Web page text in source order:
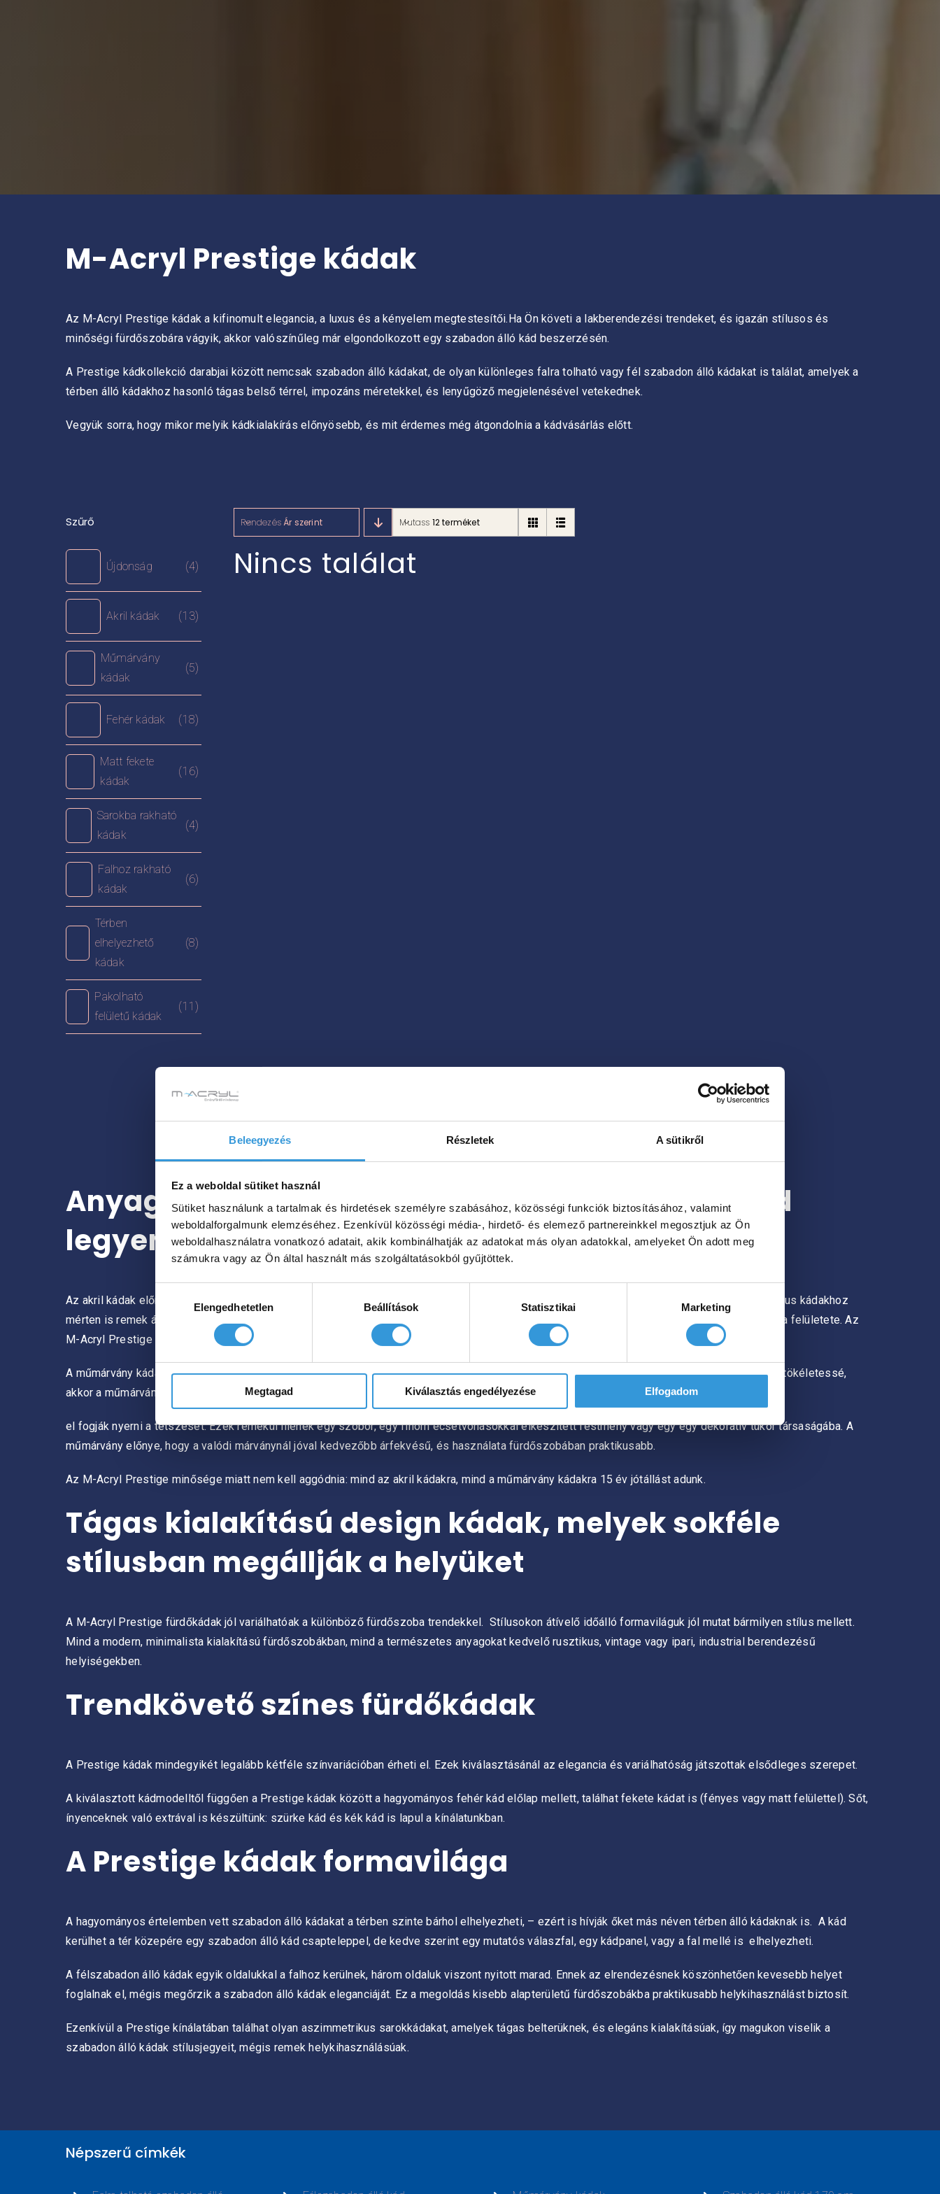
Beleegyezés Részletek A sütikről
Ez a weboldal sütiket használ
Sütiket használunk a tartalmak és hirdetések személyre szabásához, közösségi funkciók biztosításához, valamint
weboldalforgalmunk elemzéséhez. Ezenkívül közösségi média-, hirdető- és elemező partnereinkkel megosztjuk az Ön
weboldalhasználatra vonatkozó adatait, akik kombinálhatják az adatokat más olyan adatokkal, amelyeket Ön adott meg
számukra vagy az Ön által használt más szolgáltatásokból gyűjtöttek.
kiválasztásaElengedhetetlen Beállítások Statisztikai Marketing
Megtagad Kiválasztás engedélyezése Elfogadom
M-Acryl Prestige kádak
Az M-Acryl Prestige kádak a kifinomult elegancia, a luxus és a kényelem megtestesítői.Ha Ön követi a lakberendezési trendeket, és igazán stílusos és
minőségi fürdőszobára vágyik, akkor valószínűleg már elgondolkozott egy szabadon álló kád beszerzésén.
A Prestige kádkollekció darabjai között nemcsak szabadon álló kádakat, de olyan különleges falra tolható vagy fél szabadon álló kádakat is találat, amelyek a
térben álló kádakhoz hasonló tágas belső térrel, impozáns méretekkel, és lenyűgöző megjelenésével vetekednek.
Vegyük sorra, hogy mikor melyik kádkialakírás előnyösebb, és mit érdemes még átgondolnia a kádvásárlás előtt.
Szűrő
Újdonság (4)
Akril kádak (13)
Műmárvány
kádak
(5)
Fehér kádak (18)
Matt fekete
kádak
(16)
Sarokba rakható
kádak
(4)
Falhoz rakható
kádak
(6)
Térben
elhelyezhető
kádak
(8)
Pakolható
felületű kádak
(11)
Rendezés Ár szerint Mutass 12 terméket
Nincs találat
Anyaghasználat: akril kád vagy műmárvány kád
legyen?
Az akril kádak előnye, hogy súlyuk kisebb, így szállításuk és mozgatásuk egyszerűen megoldható. Az akril kiváló ár-érték arányú anyag, így luxus kádakhoz
mérten is remek áron elérhető. Felületük antibakteriális, könnyen tisztítható és jó hőmegtartó, – azaz a télen is kellemes szobahőmérsékeltű a felületete. Az
M-Acryl Prestige kádak kiváló minőségű szaniter akrilból készülnek, emellett stapabíróságukról 5 rétegű kialakításuk is gondoskodik.
A műmárvány kádakat szépségük műalkotásokhoz teszi hasonlóvá. Ha Ön nagyobb gondot fordít az otthonára, amit az apró részletekkel tesz tökéletessé,
akkor a műmárvány kádak
el fogják nyerni a tetszését. Ezek remekül illenek egy szobor, egy finom ecsetvonásokkal elkészített festmény vagy egy egy dekoratív tükör társaságába. A
műmárvány előnye, hogy a valódi márványnál jóval kedvezőbb árfekvésű, és használata fürdőszobában praktikusabb.
Az M-Acryl Prestige minősége miatt nem kell aggódnia: mind az akril kádakra, mind a műmárvány kádakra 15 év jótállást adunk.
Tágas kialakítású design kádak, melyek sokféle
stílusban megállják a helyüket
A M-Acryl Prestige fürdőkádak jól variálhatóak a különböző fürdőszoba trendekkel. Stílusokon átívelő időálló formaviláguk jól mutat bármilyen stílus mellett.
Mind a modern, minimalista kialakítású fürdőszobákban, mind a természetes anyagokat kedvelő rusztikus, vintage vagy ipari, industrial berendezésű
helyiségekben.
Trendkövető színes fürdőkádak
A Prestige kádak mindegyikét legalább kétféle színvariációban érheti el. Ezek kiválasztásánál az elegancia és variálhatóság játszottak elsődleges szerepet.
A kiválasztott kádmodelltől függően a Prestige kádak között a hagyományos fehér kád előlap mellett, találhat fekete kádat is (fényes vagy matt felülettel). Sőt,
ínyenceknek való extrával is készültünk: szürke kád és kék kád is lapul a kínálatunkban.
A Prestige kádak formavilága
A hagyományos értelemben vett szabadon álló kádakat a térben szinte bárhol elhelyezheti, – ezért is hívják őket más néven térben álló kádaknak is. A kád
kerülhet a tér közepére egy szabadon álló kád csapteleppel, de kedve szerint egy mutatós válaszfal, egy kádpanel, vagy a fal mellé is elhelyezheti.
A félszabadon álló kádak egyik oldalukkal a falhoz kerülnek, három oldaluk viszont nyitott marad. Ennek az elrendezésnek köszönhetően kevesebb helyet
foglalnak el, mégis megőrzik a szabadon álló kádak eleganciáját. Ez a megoldás kisebb alapterületű fürdőszobákba praktikusabb helykihasználást biztosít.
Ezenkívül a Prestige kínálatában találhat olyan aszimmetrikus sarokkádakat, amelyek tágas belterüknek, és elegáns kialakításúak, így magukon viselik a
szabadon álló kádak stílusjegyeit, mégis remek helykihasználásúak.
Népszerű címkék